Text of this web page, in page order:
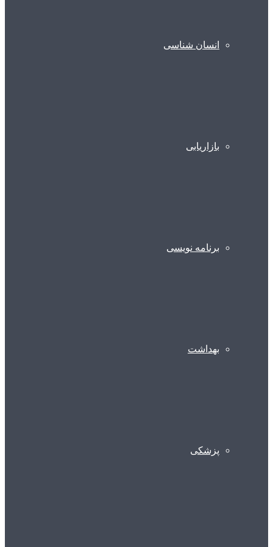
انسان شناسی
بازاریابی
برنامه نویسی
بهداشت
پزشکی